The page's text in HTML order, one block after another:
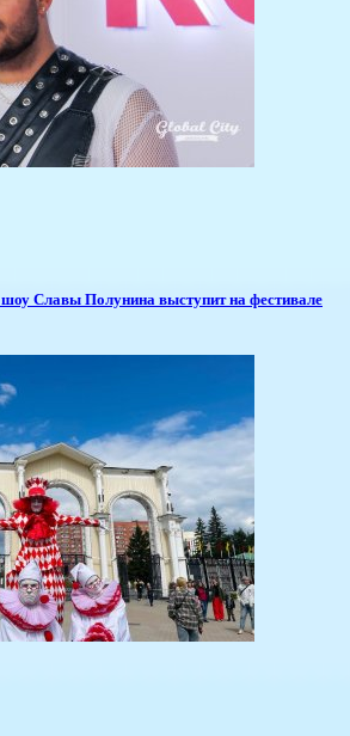
Славы Полунина выступит на фестивале